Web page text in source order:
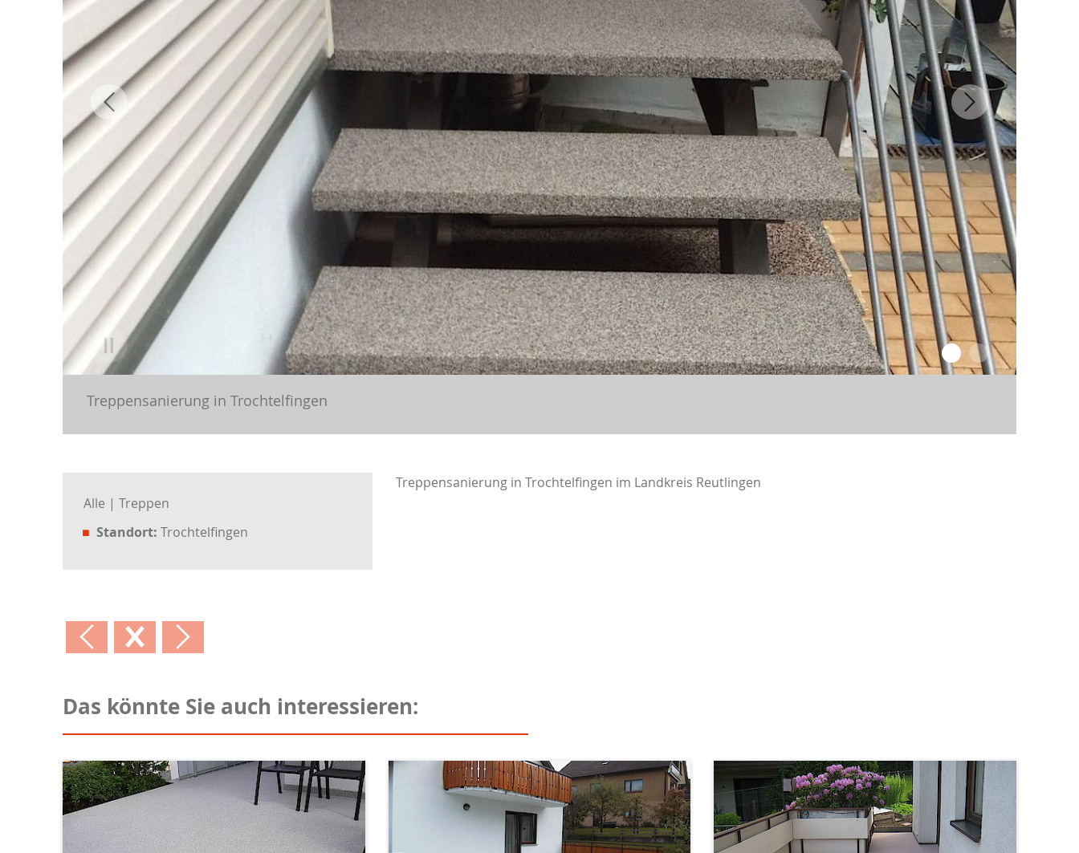
Treppensanierung in Trochtelfingen
Alle
Treppen
Standort:Trochtelfingen
Treppensanierung in Trochtelfingen im Landkreis Reutlingen
Das könnte Sie auch interessieren: